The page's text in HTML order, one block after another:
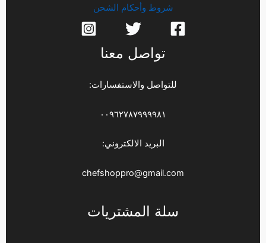
شروط وأحكام الشحن
تواصل معنا
للتواصل والاستفسارات:
٠٠٩٦٢٧٨٧٩٩٩٩٨١
البريد الالكتروني:
chefshoppro@gmail.com
سلة المشتريات